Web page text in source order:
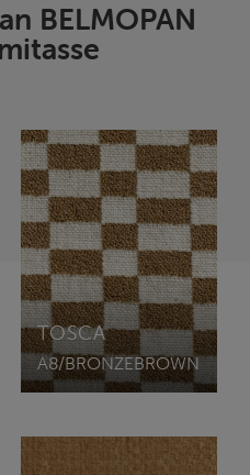
BELMOPAN
TOSCA
A8/BRONZEBROWN